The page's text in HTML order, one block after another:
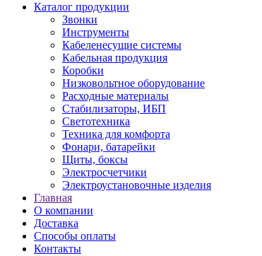
Каталог продукции
Звонки
Инструменты
Кабеленесущие системы
Кабельная продукция
Коробки
Низковольтное оборудование
Расходные материалы
Стабилизаторы, ИБП
Светотехника
Техника для комфорта
Фонари, батарейки
Щиты, боксы
Электросчетчики
Электроустановочные изделия
Главная
О компании
Доставка
Способы оплаты
Контакты